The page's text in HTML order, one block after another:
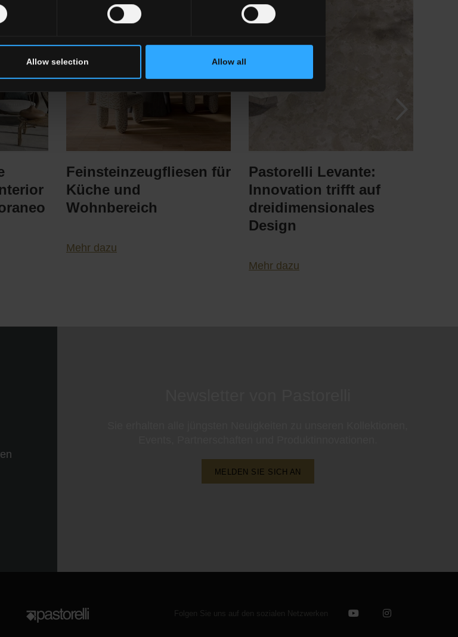
Allow selection Allow all
Feinsteinzeugfliesen für
Küche und
Wohnbereich
Mehr dazu
Pastorelli Levante:
Innovation trifft auf
dreidimensionales
Design
Mehr dazu
MELDEN SIE SICH AN
Folgen Sie uns auf den sozialen Netzwerken